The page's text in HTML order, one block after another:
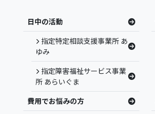
日中の活動
指定特定相談支援事業所 あ
ゆみ
指定障害福祉サービス事業
所 あらいぐま
費用でお悩みの方